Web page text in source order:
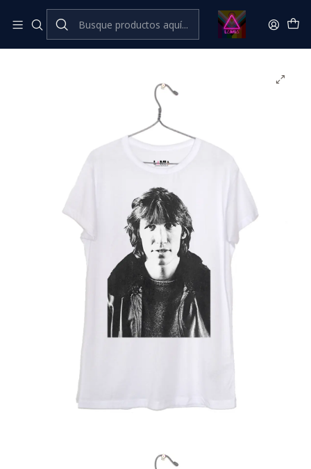
Inicio Catálogo Classic Música Classic
Roger Waters - Pink Floyd #8